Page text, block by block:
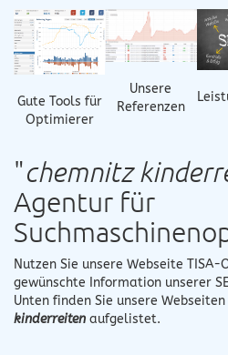
Gute Tools für
Optimierer
Unsere
Referenzen
"chemnitz
Agentur für
Nutzen Sie unsere Webseite TISA-
gewünschte Information unserer
Unten finden Sie unsere
kinderreiten aufgelistet.